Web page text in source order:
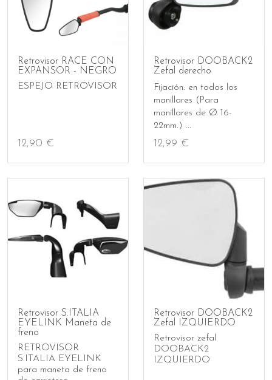
Retrovisor RACE CON
EXPANSOR - NEGRO
ESPEJO RETROVISOR
12,90 €
Retrovisor DOOBACK2
Zefal derecho
Fijación: en todos los
manillares (Para
manillares de Ø 16-
22mm.) ...
12,99 €
Retrovisor S.ITALIA
EYELINK Maneta de
freno
RETROVISOR
S.ITALIA EYELINK
para maneta de freno
Retrovisor DOOBACK2
Zefal IZQUIERDO
Retrovisor zefal
DOOBACK2
IZQUIERDO